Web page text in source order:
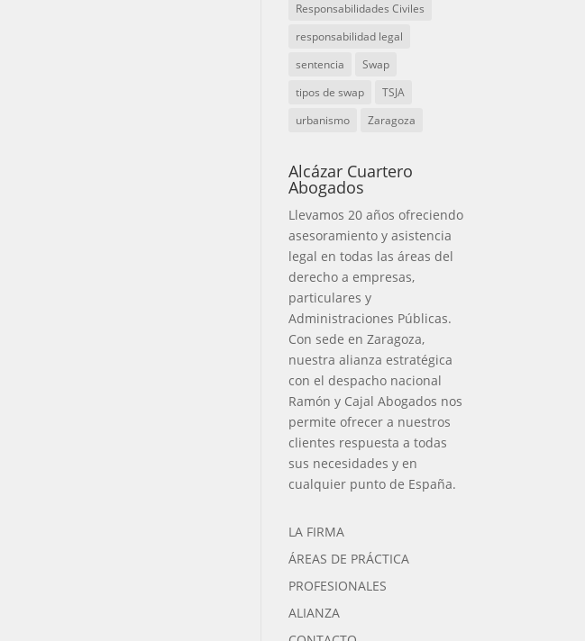
Responsabilidades Civiles
responsabilidad legal
sentencia
Swap
tipos de swap
TSJA
urbanismo
Zaragoza
Alcázar Cuartero
Abogados
Llevamos 20 años ofreciendo
asesoramiento y asistencia
legal en todas las áreas del
derecho a empresas,
particulares y
Administraciones Públicas.
Con sede en Zaragoza,
nuestra alianza estratégica
con el despacho nacional
Ramón y Cajal Abogados nos
permite ofrecer a nuestros
clientes respuesta a todas
sus necesidades y en
cualquier punto de España.
LA FIRMA
ÁREAS DE PRÁCTICA
PROFESIONALES
ALIANZA